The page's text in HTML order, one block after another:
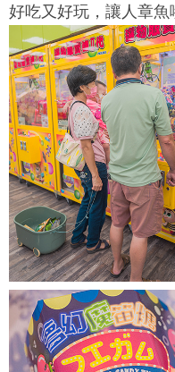
好吃又好玩，讓人章魚